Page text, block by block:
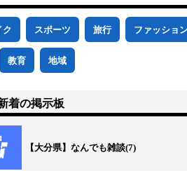
ク スポーツ 旅行 ファッショ
教育 地域
着の掲示板
【大分県】なんでも雑談(7)